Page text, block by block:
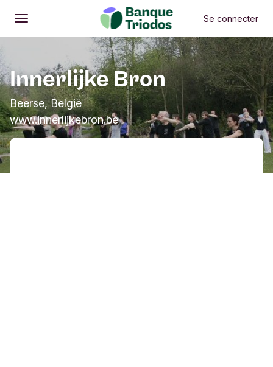
Ouvrir
Menu principal Se connecter
Innerlijke Bron
Beerse, België
www.innerlijkebron.be